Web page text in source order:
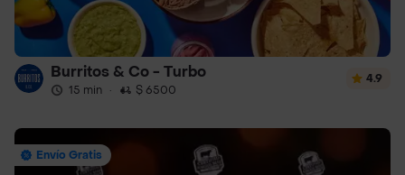
Burritos & Co - Turbo
15 min · $ 6500
4.9
Envío Gratis